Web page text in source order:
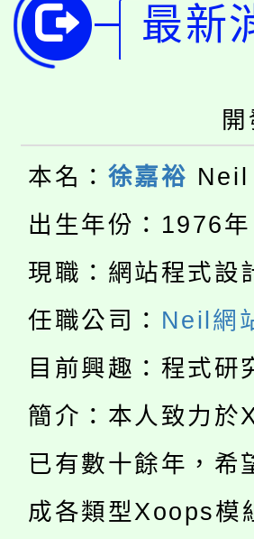
版
公告本校
代理(課)教
「2026金融
桃園市115
生本土語及
公告本校
代理(課)教
轉知中國文
心理、諮商
系所師生報
淨零綠生活
會
115年食農
程
學期銜接期
學籍身 分審
版
淨零綠領人
公告本校
代理(課)教
「2026金融
最新
本名： 徐嘉裕 Neil
出生年份：1976年
現職：網站程式設
任職公司： Neil網
目前興趣：程式研
簡介：本人致力於
已有數十餘年，希
成各類型Xoops模